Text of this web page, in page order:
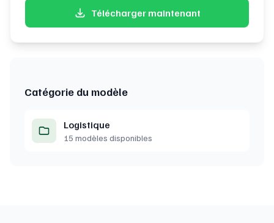
Télécharger maintenant
Catégorie du modèle
Logistique
15 modèles disponibles